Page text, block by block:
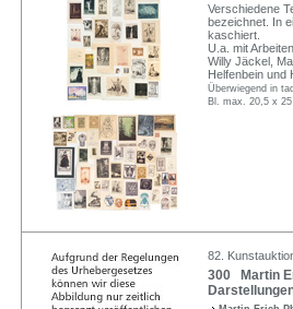
Verschiedene
bezeichnet. In
kaschiert.
U.a. mit
Willy Jäckel,
Helfenbein und
Überwiegend in
Bl. max. 20,5 x
82.
300 Martin